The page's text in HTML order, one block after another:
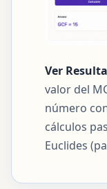
Ver
valor del
número
cálculos
Euclides